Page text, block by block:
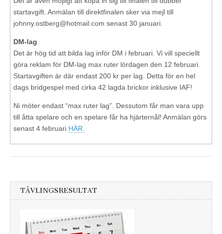
startavgift. Anmälan till direktfinalen sker via mejl till
johnny.ostberg@hotmail.com senast 30 januari.
DM-lag
Det är hög tid att bilda lag inför DM i februari. Vi vill speciellt
göra reklam för DM-lag max ruter lördagen den 12 februari.
Startavgiften är där endast 200 kr per lag. Detta för en hel
dags bridgespel med cirka 42 lagda brickor inklusive IAF!
Ni möter endast “max ruter lag”. Dessutom får man vara upp
till åtta spelare och en spelare får ha hjärternål! Anmälan görs
senast 4 februari HÄR.
TÄVLINGSRESULTAT